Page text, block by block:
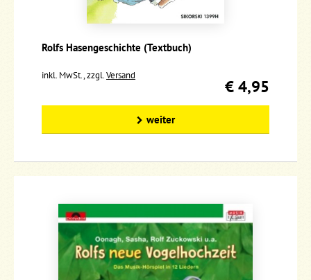
Rolfs Hasengeschichte (Textbuch)
inkl. MwSt., zzgl.Versand
€ 4,95
weiter